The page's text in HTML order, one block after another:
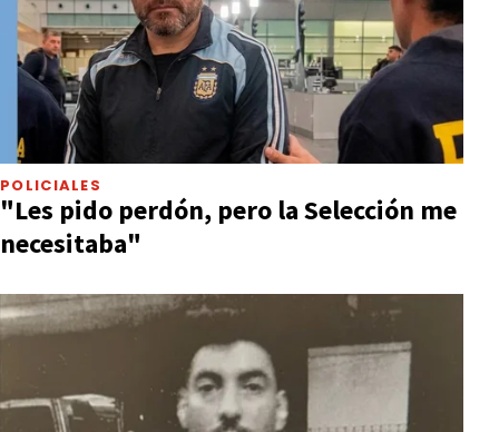
POLICIALES
"Les pido perdón, pero la Selección me
necesitaba"